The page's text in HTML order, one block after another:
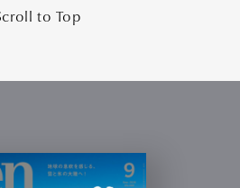
to Top